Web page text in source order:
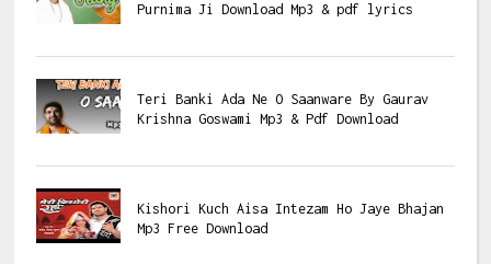
Purnima Ji Download Mp3 & pdf lyrics
Teri Banki Ada Ne O Saanware By Gaurav
Krishna Goswami Mp3 & Pdf Download
Kishori Kuch Aisa Intezam Ho Jaye Bhajan
Mp3 Free Download